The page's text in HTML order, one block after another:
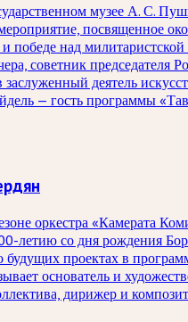
музее А. С.
посвященное
победе над
советник председателя
заслуженный деятель
— гость программы
оркестра «Камерата
летию со дня рождения
будущих проектах в
основатель и
дирижер и